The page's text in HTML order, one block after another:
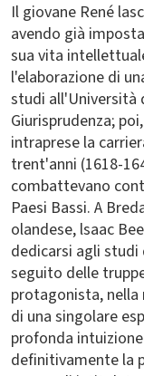
Il giovane René
avendo già
sua vita
l'elaborazione di
studi all'Università
Giurisprudenza;
intraprese la
trent'anni (1618-
combattevano
Paesi Bassi. A
olandese, lsaac
dedicarsi agli studi
seguito delle
protagonista, nella
di una singolare
profonda
definitivamente la